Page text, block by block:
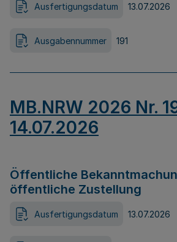
Ausfertigungsdatum 13.07.2026
Ausgabennummer 191
MB.NRW 2026 Nr.
14.07.2026
Öffentliche
öffentliche Zustellung
Ausfertigungsdatum 13.07.2026